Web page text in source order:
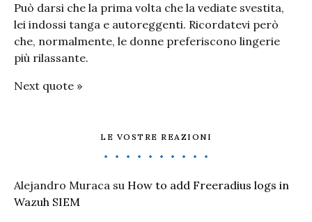
Può darsi che la prima volta che la vediate svestita,
lei indossi tanga e autoreggenti. Ricordatevi però
che, normalmente, le donne preferiscono lingerie
più rilassante.
Next quote »
LE VOSTRE REAZIONI
Alejandro Muraca su How to add Freeradius logs in
Wazuh SIEM